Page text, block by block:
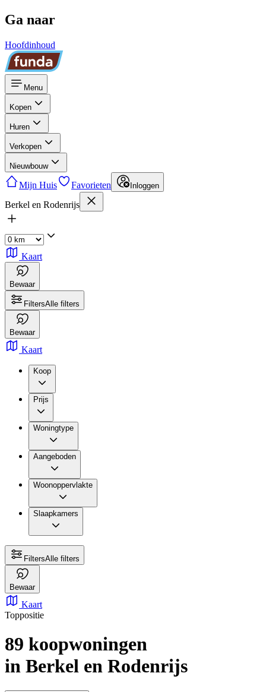
Ga naar
Hoofdinhoud
Menu
Kopen
Huren
Verkopen
Nieuwbouw
Mijn Huis Favorieten Inloggen
Berkel en Rodenrijs
Kaart
Bewaar
FiltersAlle filters
Bewaar
Kaart
Koop
Prijs
Woningtype
Aangeboden
Woonoppervlakte
Slaapkamers
FiltersAlle filters
Bewaar
Kaart
Toppositie
89 koopwoningen
in Berkel en Rodenrijs